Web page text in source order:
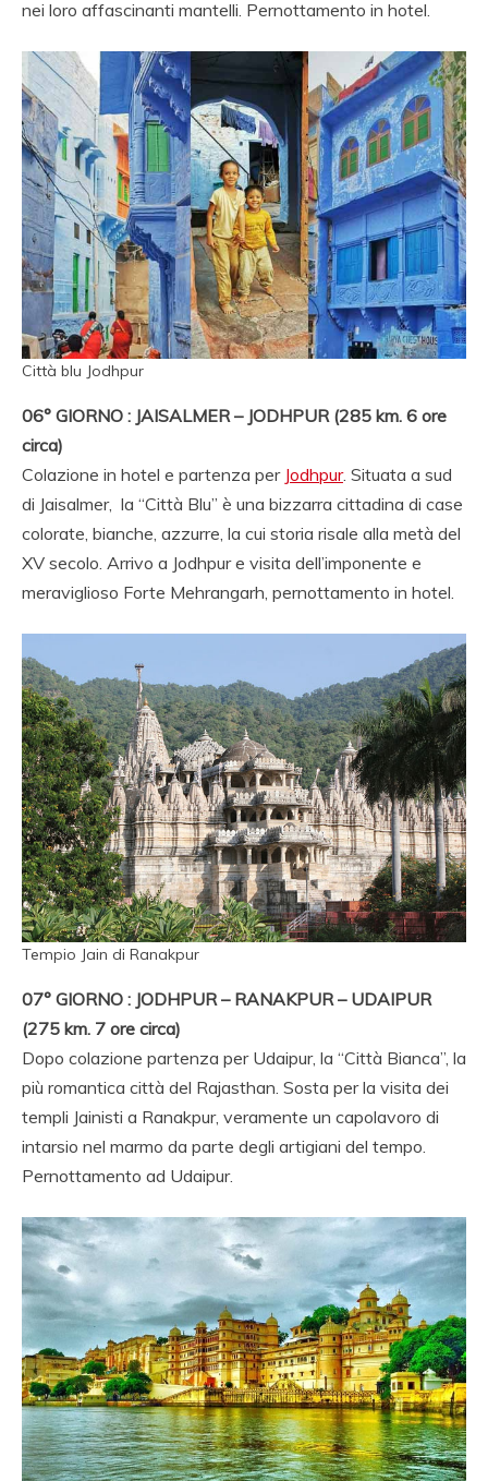
nei loro affascinanti mantelli. Pernottamento in hotel.
Città blu Jodhpur
06° GIORNO : JAISALMER – JODHPUR (285 km. 6 ore
circa)
Colazione in hotel e partenza per Jodhpur. Situata a sud
di Jaisalmer, la “Città Blu” è una bizzarra cittadina di case
colorate, bianche, azzurre, la cui storia risale alla metà del
XV secolo. Arrivo a Jodhpur e visita dell’imponente e
meraviglioso Forte Mehrangarh, pernottamento in hotel.
Tempio Jain di Ranakpur
07° GIORNO : JODHPUR – RANAKPUR – UDAIPUR
(275 km. 7 ore circa)
Dopo colazione partenza per Udaipur, la “Città Bianca”, la
più romantica città del Rajasthan. Sosta per la visita dei
templi Jainisti a Ranakpur, veramente un capolavoro di
intarsio nel marmo da parte degli artigiani del tempo.
Pernottamento ad Udaipur.